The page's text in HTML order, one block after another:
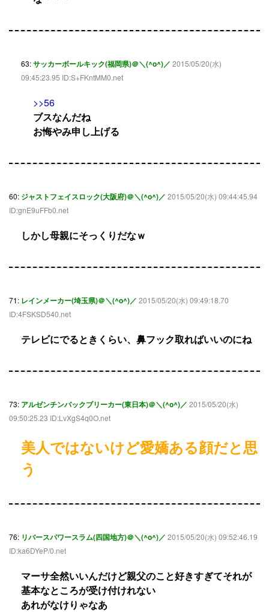
63:サッカーボールキック(福岡県)＠＼(^o^)／ 2015/05/20(水)
09:45:23.95 ID:S+FKntMM0.net
>>56
ブスなんだね
お悔やみ申し上げる
60: ジャストフェイスロック(大阪府)＠＼(^o^)／ 2015/05/20(水) 09:44:45.94
ID:gnE9uFFb0.net
しかし母親にそっくりだなｗ
71: レインメーカー(埼玉県)＠＼(^o^)／ 2015/05/20(水) 09:49:18.70
ID:4FSKSD540.net
テレビにでるときくらい、鼻フック取ればいいのにね
73: アルゼンチンバックブリーカー(東日本)＠＼(^o^)／ 2015/05/20(水)
09:50:25.23 ID:LvXgS4q0O.net
美人ではないけど愛嬌ある顔だと思
う
76: リバースパワースラム(四国地方)＠＼(^o^)／ 2015/05/20(水) 09:52:46.19
ID:ka6DYeP/0.net
マーサ全然いいんだけど親父のこと好きすぎてそれが
基本なところが受け付けれない
あれがなけりゃなあ